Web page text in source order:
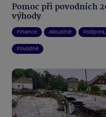
Pomoc při povodních
výhody
Finance Aktuálně
Povodně